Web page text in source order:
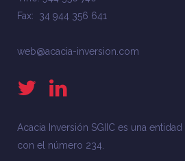
Fax: 34 944 356 641
web@acacia-inversion.com
Acacia Inversión SGIIC es una
con el número 234.